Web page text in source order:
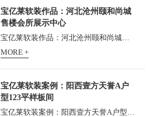
宝亿莱软装作品：河北沧州颐和尚城
售楼会所展示中心
宝亿莱软装作品：河北沧州颐和尚城售楼会所展示中心，新盘颐和尚城迎来了营销中心开放的重要节点。熟悉东塑颐和这家开发商的沧州人们也许会意外，这家一向低调的本地老牌房企...
MORE +
宝亿莱软装案例：阳西壹方天誉A户
型123平样板间
宝亿莱软装案例：阳西壹方天誉A户型123平样板间， 壹方天誉位于阳西县新325国道旁, 5分钟生活圈汇集诸多繁华配套, 成就城市人居新品质。 更有G15高速入口近距依傍, 约5公里距离阳西...